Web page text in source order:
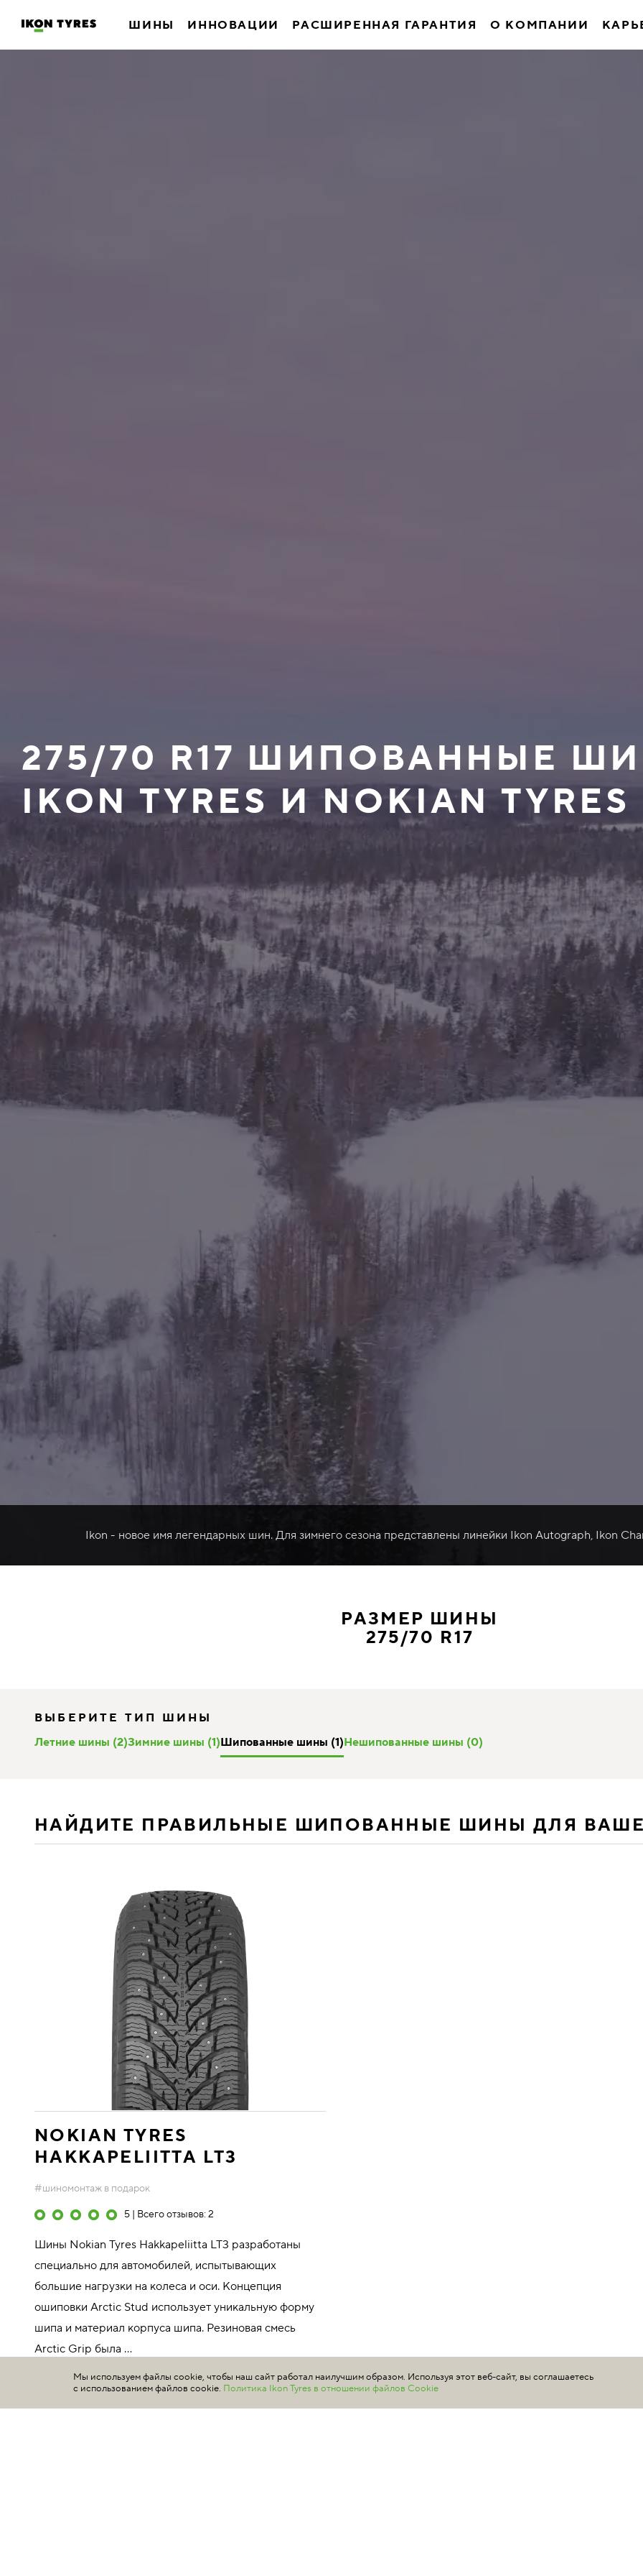
ШИНЫ ИННОВАЦИИ РАСШИРЕННАЯ ГАРАНТИЯ О КОМПАНИИ
275/70 R17 ШИПОВАННЫЕ
IKON TYRES И NOKIAN TYRES
Ikon - новое имя легендарных шин. Для зимнего сезона представлены линейки Ikon Autograph, Ikon
РАЗМЕР ШИНЫ
275/70 R17
ВЫБЕРИТЕ ТИП ШИНЫ
Летние шины (2)Зимние шины (1)Шипованные шины (1)Нешипованные шины (0)
НАЙДИТЕ ПРАВИЛЬНЫЕ ШИПОВАННЫЕ ШИНЫ ДЛЯ
NOKIAN TYRES
HAKKAPELIITTA LT3
#шиномонтаж в подарок
5 | Всего отзывов: 2
Шины Nokian Tyres Hakkapeliitta LT3 разработаны
специально для автомобилей, испытывающих
большие нагрузки на колеса и оси. Концепция
ошиповки Arctic Stud использует уникальную форму
шипа и материал корпуса шипа. Резиновая смесь
Arctic Grip была ...
ПодробнееМы используем файлы cookie, чтобы наш сайт работал наилучшим образом. Используя этот веб-сайт, вы соглашаетесь
с использованием файлов cookie. Политика Ikon Tyres в отношении файлов Cookie